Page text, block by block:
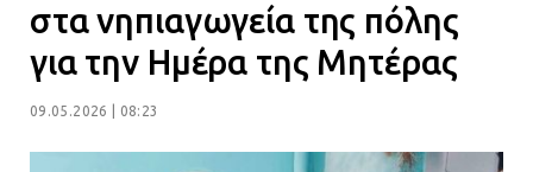
στα νηπιαγωγεία της πόλης
για την Ημέρα της Μητέρας
09.05.2026 | 08:23